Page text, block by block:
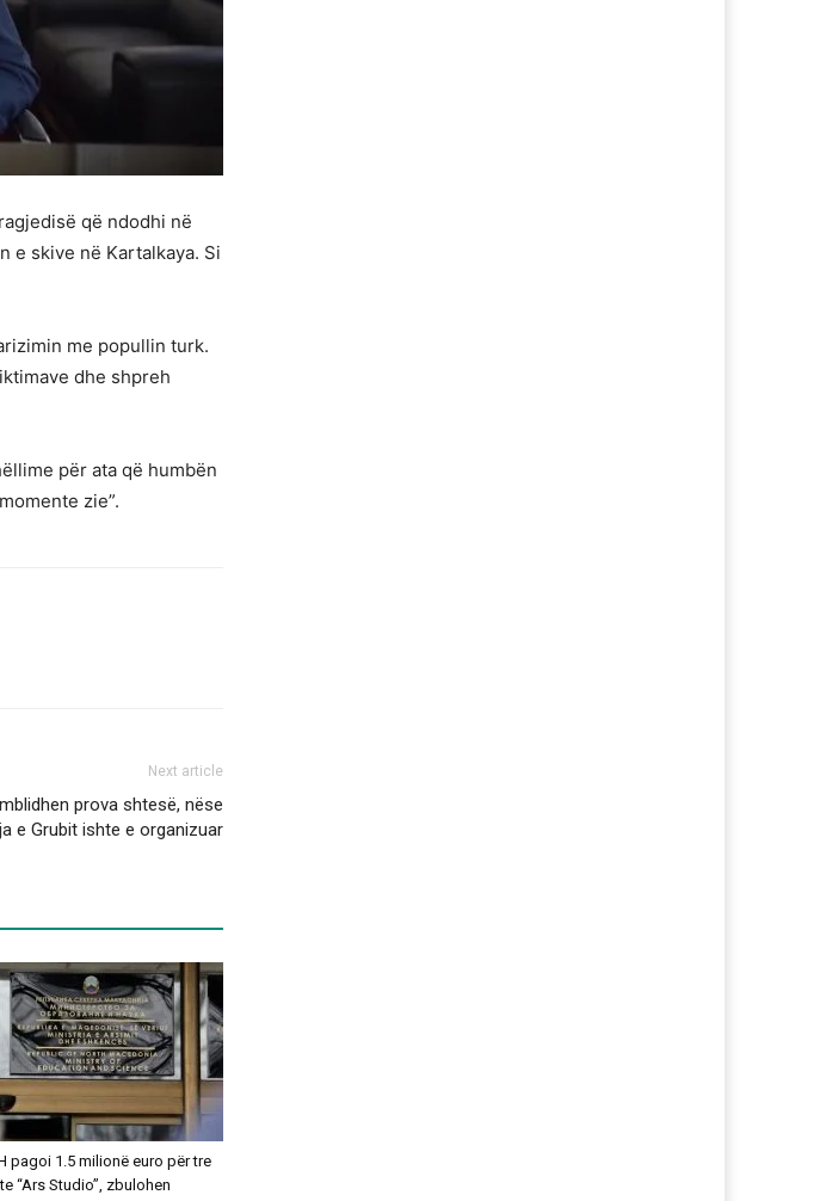
që ndodhi në
e skive në Kartalkaya. Si
me popullin turk.
dhe shpreh
për ata që humbën
zie”.
Next article
prova shtesë, nëse
e Grubit ishte e organizuar
pagoi 1.5 milionë euro për tre
“Ars Studio”, zbulohen